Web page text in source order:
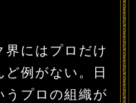
にはプロだけ
例がない。日
うプロの組織が